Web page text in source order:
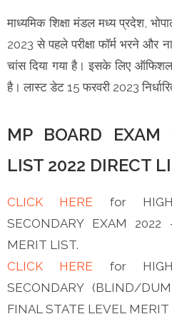
माध्यमिक शिक्षा मंडल मध्य प्रदेश, भोपाल
2023 से पहले परीक्षा फॉर्म भरने
चांस दिया गया है। इसके लिए ऑफिशल
है। लास्ट डेट 15 फरवरी 2023
MP BOARD EXAM
LIST 2022 DIRECT
CLICK HERE for
SECONDARY EXAM 2022
MERIT LIST.
CLICK HERE for
SECONDARY (BLIND/
FINAL STATE LEVEL MERIT